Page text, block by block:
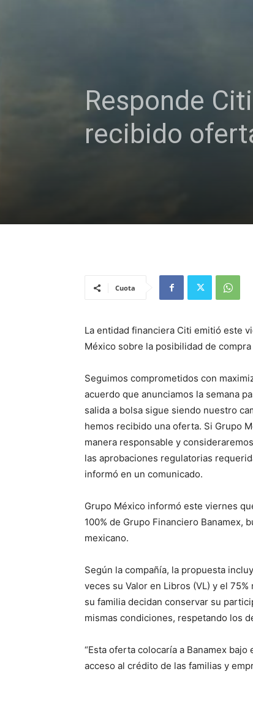
Responde
recibido
Cuota
La entidad financiera Citi emitió este
México sobre la posibilidad de compra
Seguimos comprometidos con
acuerdo que anunciamos la semana
salida a bolsa sigue siendo nuestro
hemos recibido una oferta. Si Grupo
manera responsable y
las aprobaciones regulatorias
informó en un comunicado.
Grupo México informó este viernes
100% de Grupo Financiero Banamex,
mexicano.
Según la compañía, la propuesta
veces su Valor en Libros (VL) y el
su familia decidan conservar su
mismas condiciones, respetando los
“Esta oferta colocaría a Banamex
acceso al crédito de las familias y